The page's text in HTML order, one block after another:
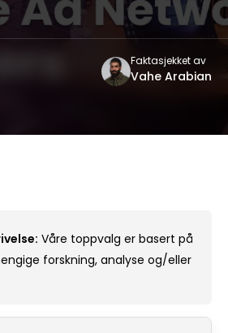
Faktasjekket av
Vahe Arabian
Våre toppvalg er basert på
forskning, analyse og/eller